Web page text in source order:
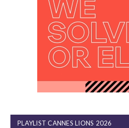
PLAYLIST CANNES LIONS 2026